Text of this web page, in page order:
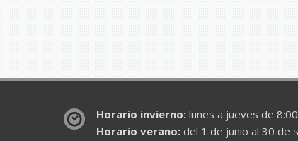
Horario invierno:lunes a jueves de
Horario verano:del 1 de junio al 30 de